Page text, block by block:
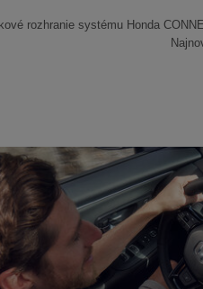
rozhranie systému Honda